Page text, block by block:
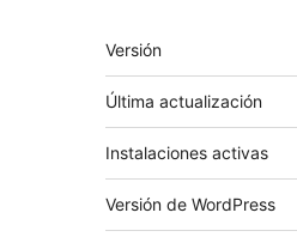
Meta
Versión
Última actualización
Instalaciones activas
Versión de WordPress